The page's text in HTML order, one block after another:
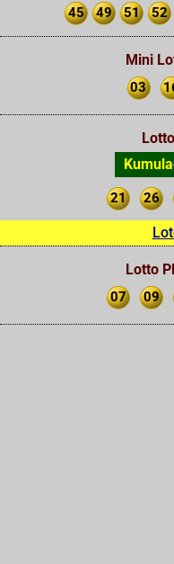
45
49 51 52
Mini
03
21 26
Lotto
07 09